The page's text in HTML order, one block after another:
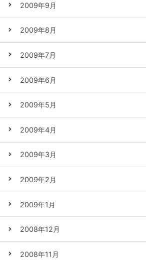
2009年9月
2009年8月
2009年7月
2009年6月
2009年5月
2009年4月
2009年3月
2009年2月
2009年1月
2008年12月
2008年11月